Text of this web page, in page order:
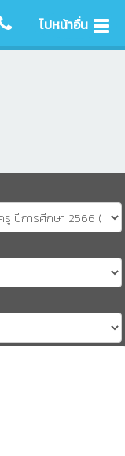
ไปหน้าอื่น